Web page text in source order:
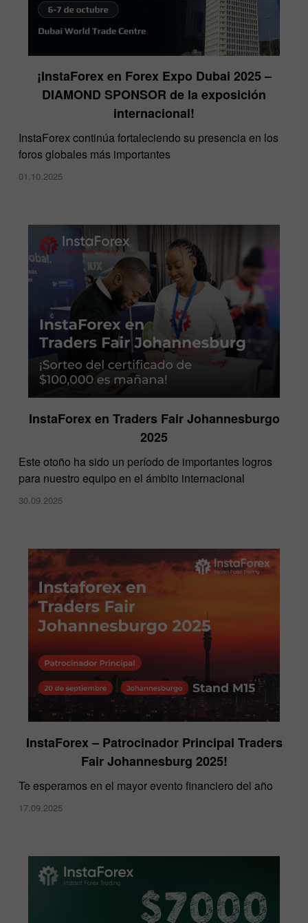
¡InstaForex en Forex Expo Dubai 2025 –
DIAMOND SPONSOR de la exposición
internacional!
InstaForex continúa fortaleciendo su presencia en los
foros globales más importantes
01.10.2025
InstaForex en Traders Fair Johannesburgo
2025
​Este otoño ha sido un período de importantes logros
para nuestro equipo en el ámbito internacional
30.09.2025
InstaForex – Patrocinador Principal Traders
Fair Johannesburg 2025!
Te esperamos en el mayor evento financiero del año
17.09.2025